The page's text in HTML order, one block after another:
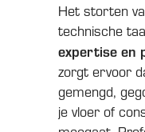
Het storten
technische
expertise en
zorgt ervoor
gemengd,
je vloer of